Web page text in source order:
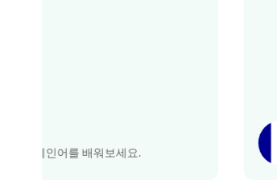
저희와 함께 프랑스어를 배워보세요.